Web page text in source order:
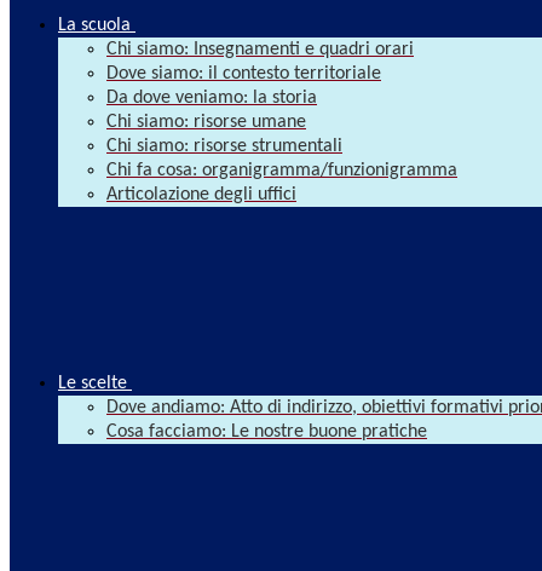
La scuola
Chi siamo: Insegnamenti e quadri orari
Dove siamo: il contesto territoriale
Da dove veniamo: la storia
Chi siamo: risorse umane
Chi siamo: risorse strumentali
Chi fa cosa: organigramma/funzionigramma
Articolazione degli uffici
Le scelte
Dove andiamo: Atto di indirizzo, obiettivi formativi
Cosa facciamo: Le nostre buone pratiche